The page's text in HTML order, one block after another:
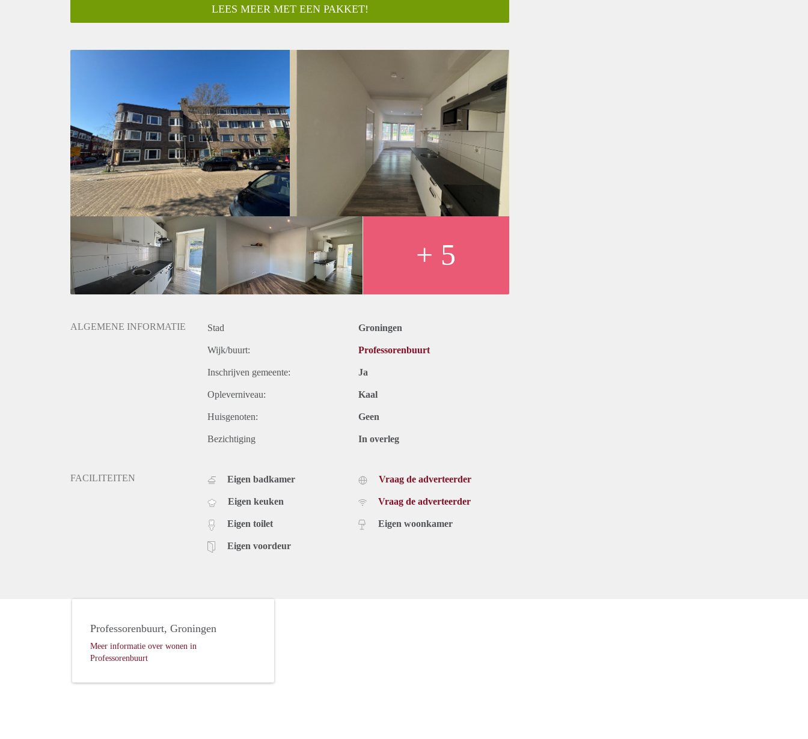
vervoer en de uitvalswegen zijn snel te bereiken.
Indeling
aparte slaapkamer biedt directe toegang tot de tuin. Daarnaast beschikt het appartement over een eigen badkamer
De huurprijs bedraagt €1.051,96 per maand, inclusief een voorschot van €100,- voor gas, water, elektra en internet.
Vanwege het hoge aantal aanvragen kunnen we niet op iedereen reageren. We nodigen doorgaans circa 5
kandidaten uit voor een bezichtiging. We kunnen helaas niet iedereen persoonlijk beantwoorden of uitnodigen.
LEES MEER MET EEN PAKKET!
+ 5
ALGEMENE INFORMATIE Stad Groningen
Wijk/buurt: Professorenbuurt
Inschrijven gemeente: Ja
Opleverniveau: Kaal
Huisgenoten: Geen
Bezichtiging In overleg
FACILITEITEN Eigen badkamer
Eigen keuken
Eigen toilet
Eigen voordeur
Vraag de adverteerder
Vraag de adverteerder
Eigen woonkamer
Professorenbuurt, Groningen
Meer informatie over wonen in
Professorenbuurt